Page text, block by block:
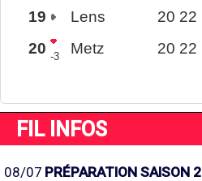
19
Lens 20 22
20 -3 Metz 20 22
FIL INFOS
08/07 PRÉPARATION SAISON